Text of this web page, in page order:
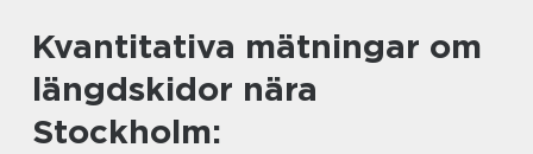
Kvantitativa mätningar om
längdskidor nära
Stockholm: